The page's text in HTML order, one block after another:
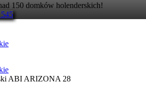
150 domków holenderskich!
ABI ARIZONA 28